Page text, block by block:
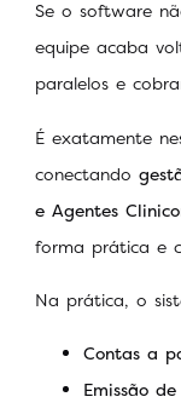
Se o software
equipe acaba
paralelos e
É exatamente
conectando
e Agentes
forma prática e
Na prática, o
Contas a
Emissão